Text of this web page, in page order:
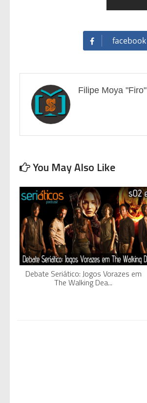
facebook
Filipe Moya "Firo"
You May Also Like
Debate Seriático: Jogos Vorazes em
The Walking Dea...